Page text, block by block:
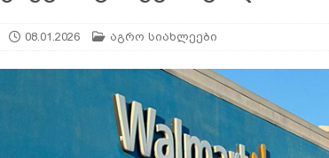
08.01.2026 აგრო სიახლეები